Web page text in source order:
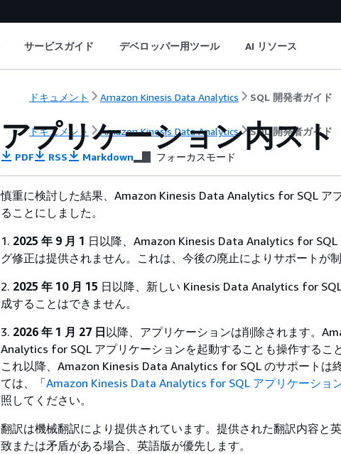
サービスガイド デベロッパー用ツール AI リソース
ドキュメント Amazon Kinesis Data Analytics SQL 開発者ガイド
ドキュメント Amazon Kinesis Data Analytics SQL 開発者ガイド
アプリケーション内ス
PDF RSS Markdown フォーカスモード
慎重に検討した結果、Amazon Kinesis Data Analytics for SQL ア
ることにしました。
1. 2025 年 9 月 1 日以降、Amazon Kinesis Data Analytics for
グ修正は提供されません。これは、今後の廃止によりサポートが
2. 2025 年 10 月 15 日以降、新しい Kinesis Data Analytics for
成することはできません。
3. 2026 年 1 月 27 日以降、アプリケーションは削除されます。
Analytics for SQL アプリケーションを起動することも操作するこ
これ以降、Amazon Kinesis Data Analytics for SQL のサポートは
ては、「Amazon Kinesis Data Analytics for SQL アプリケーショ
照してください。
翻訳は機械翻訳により提供されています。提供された翻訳内容と
致または矛盾がある場合、英語版が優先します。